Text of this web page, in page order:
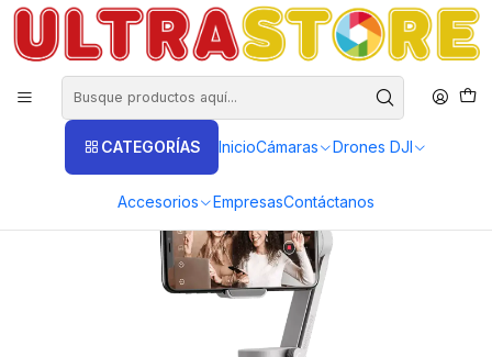
CATEGORÍAS InicioCámaras Drones DJI
Accesorios EmpresasContáctanos
DISTRIBUIDORES EXCLUSIVOS INSTA360, GOPRO, DJI
Inicio Fotografía y Video Estabilizadores Estabilizador Celular
Estabilizador Zhiyun Smooth Q3 para celular unidad y combo